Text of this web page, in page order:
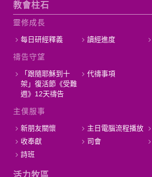
教會柱石
靈修成長
每日研經釋義 讀經進度
禱告守望
「跟隨耶穌到十
架」復活節《受難
週》12天禱告
代禱事項
主僕服事
新朋友關懷 主日電腦流程播放
收奉獻
司會
詩班